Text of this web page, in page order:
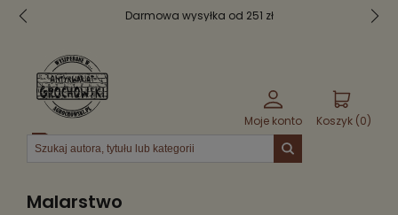
Darmowa wysyłka od 251 zł
Moje konto Koszyk (0)
Menu
Malarstwo